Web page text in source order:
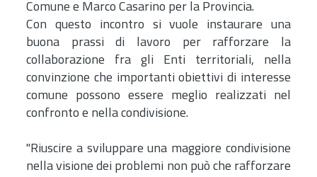
Comune e Marco Casarino per la Provincia.
Con questo incontro si vuole instaurare una
buona prassi di lavoro per rafforzare la
collaborazione fra gli Enti territoriali, nella
convinzione che importanti obiettivi di interesse
comune possono essere meglio realizzati nel
confronto e nella condivisione.
"Riuscire a sviluppare una maggiore condivisione
nella visione dei problemi non può che rafforzare